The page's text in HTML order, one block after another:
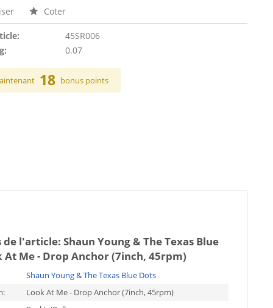
Coter
45SR006
0.07
18 bonus points
de l'article: Shaun Young & The Texas Blue
At Me - Drop Anchor (7inch, 45rpm)
Shaun Young & The Texas Blue Dots
Look At Me - Drop Anchor (7inch, 45rpm)